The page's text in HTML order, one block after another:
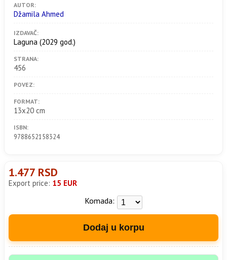
AUTOR:
Džamila Ahmed
IZDAVAČ:
Laguna (2029 god.)
STRANA:
456
POVEZ:
FORMAT:
13x20 cm
ISBN:
9788652158324
1.477 RSD
Export price: 15 EUR
Komada:
Dodaj u korpu